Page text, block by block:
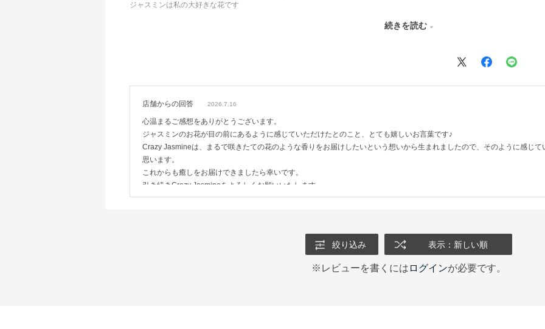
ジャスミンは私の大好きな花です
寝る時も朝起きた時も出かける時もどこでもいい匂いが香っているなんてしあわせです
続きを読む
店舗からの回答 2026.7.16
心温まるご感想をありがとうございます。
ジャスミンのお花が目の前にあるように感じていただけたとのこと、とても嬉しいお言葉です♪
Crazy Jasmineは、まるで咲きたての花のような香りをお届けしたいという想いから生まれましたので、そのように感じ
思います。
これからも癒しをお届けできましたら幸いです。
引き続きCrazy Jasmineをよろしくお願いいたします。
絞り込み 表示：新しい順
※レビューを書くには ログインが必要です。